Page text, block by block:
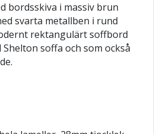
bordsskiva i massiv brun
svarta metallben i rund
rektangulärt soffbord
soffa och som också